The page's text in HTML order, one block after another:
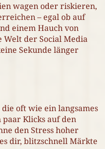
wagen oder riskieren,
– egal ob auf
einem Hauch von
Welt der Social Media
Sekunde länger
oft wie ein langsames
Klicks auf den
den Stress hoher
dir, blitzschnell Märkte